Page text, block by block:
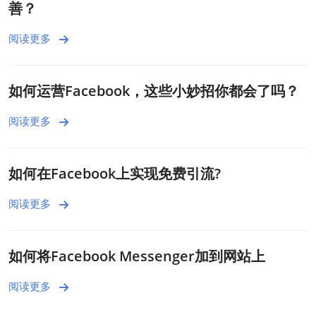
善？
阅读更多
如何运营Facebook，这些小妙招你都会了吗？
阅读更多
如何在Facebook上实现免费引流?
阅读更多
如何将Facebook Messenger加到网站上
阅读更多